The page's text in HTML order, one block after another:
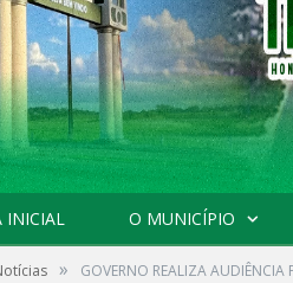
INICIAL O MUNICÍPIO
» GOVERNO REALIZA